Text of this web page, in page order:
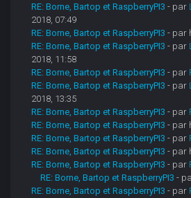
RE: Borne, Bartop et RaspberryPI3 - par
2018, 07:49
RE: Borne, Bartop et RaspberryPI3 - par
RE: Borne, Bartop et RaspberryPI3 - par
2018, 11:58
RE: Borne, Bartop et RaspberryPI3 - par
RE: Borne, Bartop et RaspberryPI3 - par
2018, 13:35
RE: Borne, Bartop et RaspberryPI3 - par
RE: Borne, Bartop et RaspberryPI3 - par
RE: Borne, Bartop et RaspberryPI3 - par
RE: Borne, Bartop et RaspberryPI3 - par
RE: Borne, Bartop et RaspberryPI3 - par
RE: Borne, Bartop et RaspberryPI3 -
RE: Borne, Bartop et RaspberryPI3 - par